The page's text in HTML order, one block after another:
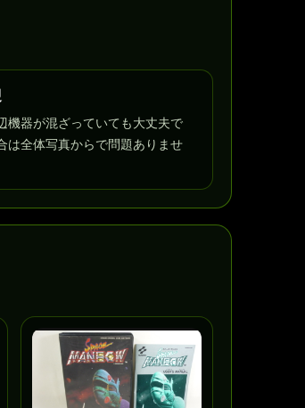
機器が混ざっていても大丈夫で
は全体写真からで問題ありませ